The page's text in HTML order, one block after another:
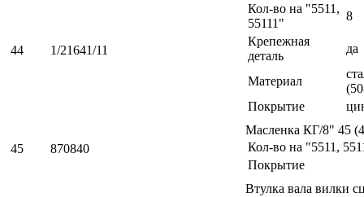
44 1/21641/11
Кол-во на "5511,
55111"
8
Крепежная
деталь
да
Материал
Покрытие
45 870840
Масленка КГ/8" 45
Кол-во на "5511,
Покрытие
Втулка вала вилки